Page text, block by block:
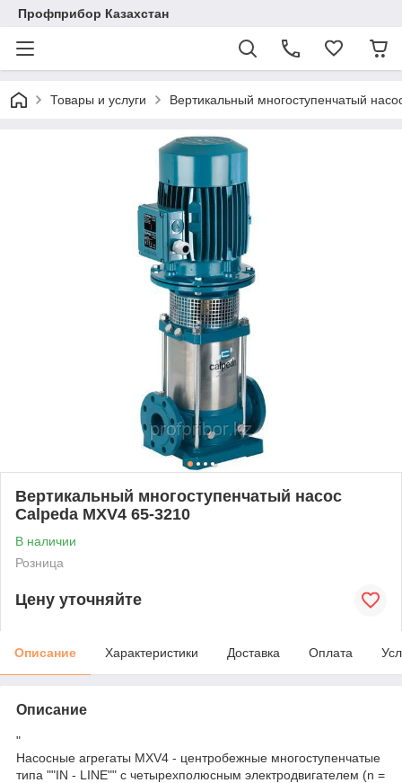
Профприбор Казахстан
Товары и услуги Вертикальный многоступенчатый
Вертикальный многоступенчатый насос
Calpeda MXV4 65-3210
В наличии
Розница
Цену уточняйте
Описание Характеристики Доставка Оплата
Описание
"
Насосные агрегаты MXV4 - центробежные многоступенчатые
типа ""IN - LINE"" с четырехполюсным электродвигателем (n =